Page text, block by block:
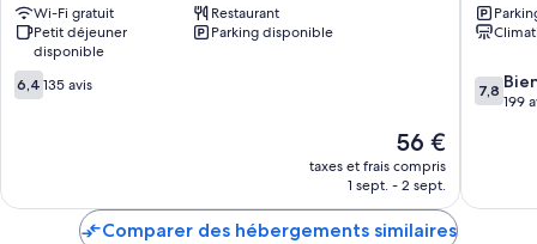
Wi-Fi gratuit
Restaurant
Petit déjeuner
disponible
Parking disponible
6.4
sur
6,4 135 avis
Le
nouveau
prix
de
56 €
taxes et frais compris
1 sept. - 2 sept.
-
Adults
Gava
7.8
sur
7,8
199
Comparer des hébergements similaires